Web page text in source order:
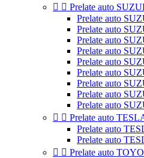
  Prelate auto
Prelate auto
Prelate auto
Prelate auto
Prelate auto
Prelate auto
Prelate auto
Prelate auto
Prelate auto
Prelate auto
  Prelate auto
Prelate auto
Prelate auto
  Prelate auto